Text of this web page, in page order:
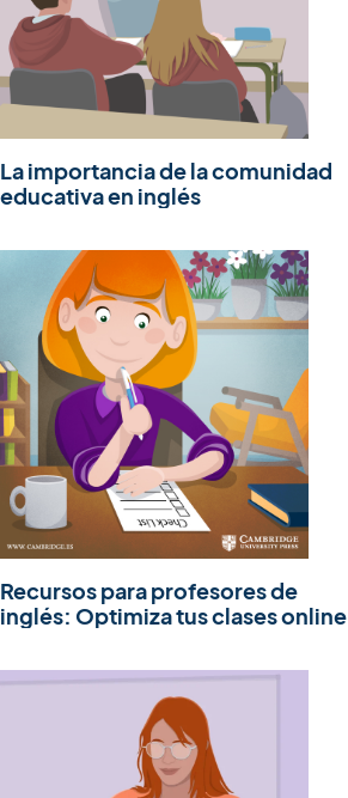
La importancia de la comunidad
educativa en inglés
Recursos para profesores de
inglés: Optimiza tus clases online